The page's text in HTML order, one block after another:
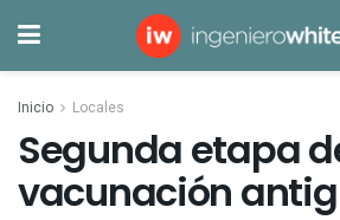
Inicio Locales
Segunda etapa
vacunación